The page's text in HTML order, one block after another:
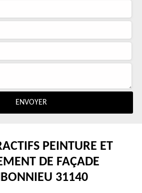
PEINTURE ET
DE FAÇADE
31140